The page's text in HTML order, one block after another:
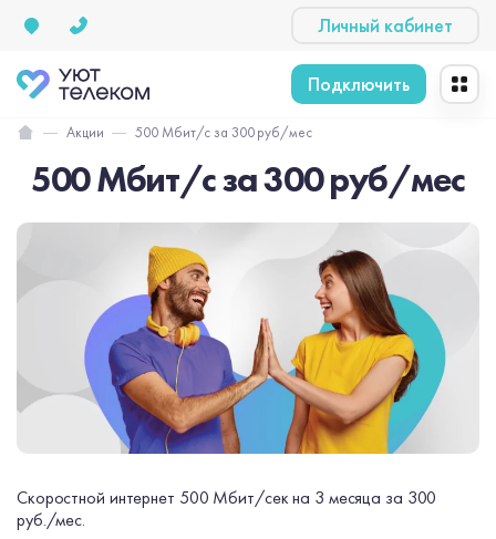
Личный кабинет
Подключить
Акции 500 Мбит/с за 300 руб/мес
500 Мбит/с за 300 руб/мес
Скоростной интернет 500 Мбит/сек на 3 месяца за 300
руб./мес.